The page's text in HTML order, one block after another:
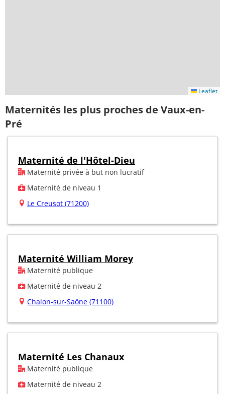
Leaflet
Maternités les plus proches de Vaux-en-
Pré
Maternité de l'Hôtel-Dieu
Maternité privée à but non lucratif
Maternité de niveau 1
Le Creusot (71200)
Maternité William Morey
Maternité publique
Maternité de niveau 2
Chalon-sur-Saône (71100)
Maternité Les Chanaux
Maternité publique
Maternité de niveau 2